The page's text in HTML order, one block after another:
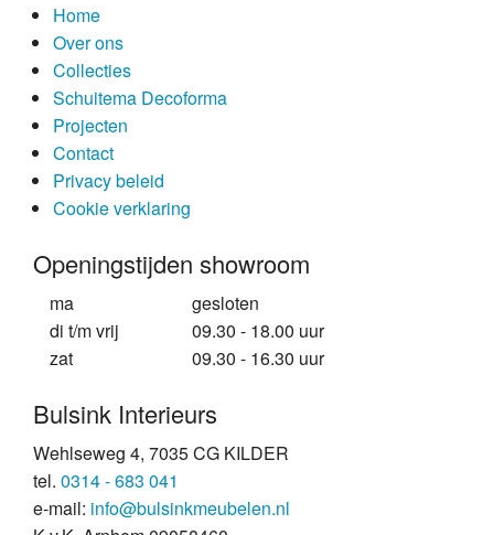
Home
Over ons
Collecties
Schuitema Decoforma
Projecten
Contact
Privacy beleid
Cookie verklaring
Openingstijden showroom
ma
di t/m vrij
zat
gesloten
09.30 - 18.00 uur
09.30 - 16.30 uur
Bulsink Interieurs
Wehlseweg 4, 7035 CG KILDER
tel. 0314 - 683 041
e-mail: info@bulsinkmeubelen.nl